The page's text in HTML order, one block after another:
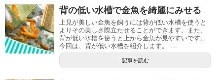
背の低い水槽で金魚を綺麗にみせる
上見が美しい金魚を飼うには背が低い水槽を使うと
よりその美しさ際立たせることができます。また、
背が低い水槽を使うと上から金魚が見やすいです。
今回は、背が低い水槽を紹介します。 ...
記事を読む